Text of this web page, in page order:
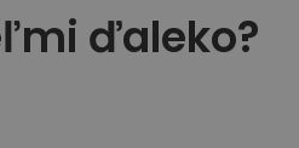
ďaleko?